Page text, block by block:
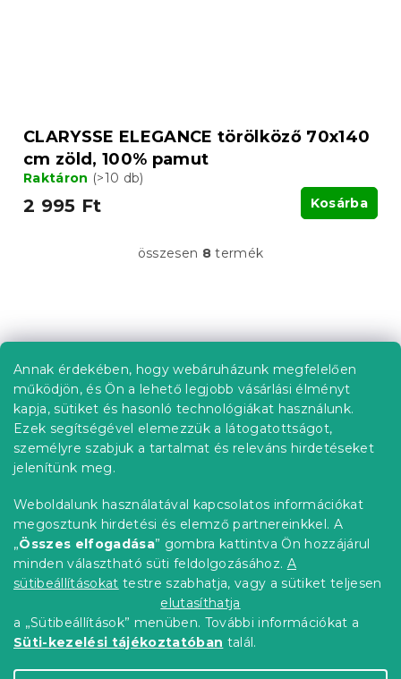
Annak érdekében, hogy webáruházunk megfelelően
működjön, és Ön a lehető legjobb vásárlási élményt
kapja, sütiket és hasonló technológiákat használunk.
Ezek segítségével elemezzük a látogatottságot,
személyre szabjuk a tartalmat és releváns hirdetéseket
jelenítünk meg.
Weboldalunk használatával kapcsolatos információkat
megosztunk hirdetési és elemző partnereinkkel. A
„Összes elfogadása” gombra kattintva Ön hozzájárul
minden választható süti feldolgozásához. A
sütibeállításokat testre szabhatja, vagy a sütiket teljesen
elutasíthatja
a „Sütibeállítások” menüben. További információkat a
Süti-kezelési tájékoztatóban talál.
CLARYSSE ELEGANCE törölköző 70x140
cm zöld, 100% pamut
Raktáron (>10 db)
2 995 Ft Kosárba
L
a
i
r
á
n
y
í
t
e
l
e
m
e
i
összesen 8 termék
á
Információ az Ön számára
Rendelés követése
Szállítási lehetőségek
Fizetési lehetőségek
Reklamáció és áruvisszaküldés
Elérhetőség
Általános szerződési feltételek
Adatvédelmi nyilatkozat
Blog
Partnereinknek